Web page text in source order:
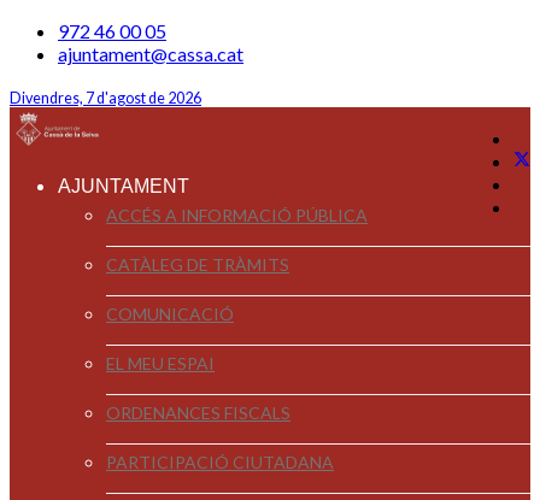
972 46 00 05
ajuntament@cassa.cat
Divendres, 7 d'agost de 2026
AJUNTAMENT
ACCÉS A INFORMACIÓ PÚBLICA
CATÀLEG DE TRÀMITS
COMUNICACIÓ
EL MEU ESPAI
ORDENANCES FISCALS
PARTICIPACIÓ CIUTADANA